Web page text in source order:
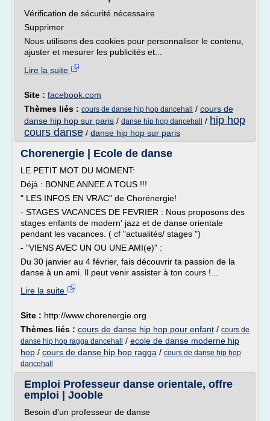
Vérification de sécurité nécessaire
Supprimer
Nous utilisons des cookies pour personnaliser le contenu,
ajuster et mesurer les publicités et...
Lire la suite
Site : facebook.com
Thèmes liés : cours de danse hip hop dancehall / cours de
danse hip hop sur paris / danse hip hop dancehall / hip hop
cours danse / danse hip hop sur paris
Chorenergie | Ecole de danse
LE PETIT MOT DU MOMENT:
Déjà : BONNE ANNEE A TOUS !!!
" LES INFOS EN VRAC" de Chorénergie!
- STAGES VACANCES DE FEVRIER : Nous proposons des
stages enfants de modern' jazz et de danse orientale
pendant les vacances. ( cf "actualités/ stages ")
- "VIENS AVEC UN OU UNE AMI(e)" :
Du 30 janvier au 4 février, fais découvrir ta passion de la
danse à un ami. Il peut venir assister à ton cours !...
Lire la suite
Site : http://www.chorenergie.org
Thèmes liés : cours de danse hip hop pour enfant / cours de
danse hip hop ragga dancehall
/ ecole de danse moderne hip
hop / cours de danse hip hop ragga / cours de danse hip hop
dancehall
Emploi Professeur danse orientale, offre
emploi | Jooble
Besoin d'un professeur de danse